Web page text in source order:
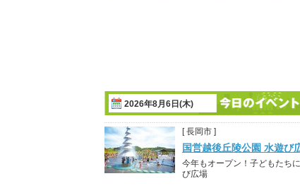
2026年8月6日(木)
[ 長岡市 ]
国営越後丘陵公園 水遊び
今年もオープン！子どもたち
び広場